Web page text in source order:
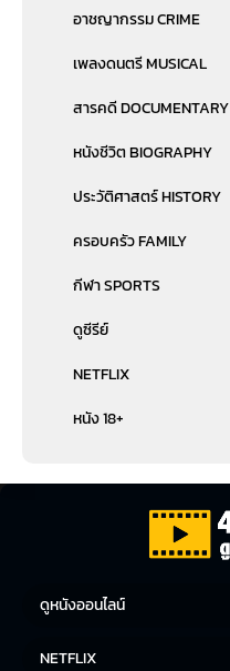
อาชญากรรม CRIME
เพลงดนตรี MUSICAL
สารคดี DOCUMENTARY
หนังชีวิต BIOGRAPHY
ประวัติศาสตร์ HISTORY
ครอบครัว FAMILY
กีฬา SPORTS
ดูซีรีย์
NETFLIX
หนัง 18+
ดูหนังออนไลน์
NETFLIX